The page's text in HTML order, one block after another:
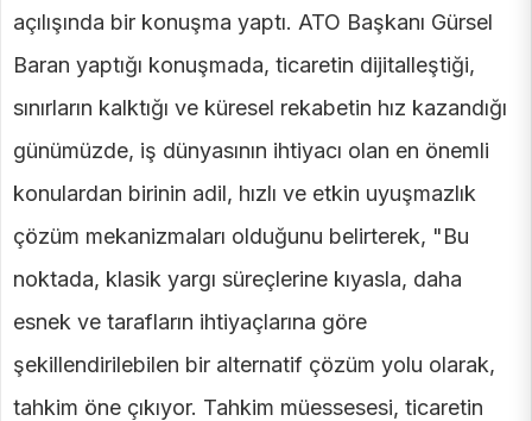
açılışında bir konuşma yaptı. ATO Başkanı Gürsel
Baran yaptığı konuşmada, ticaretin dijitalleştiği,
sınırların kalktığı ve küresel rekabetin hız kazandığı
günümüzde, iş dünyasının ihtiyacı olan en önemli
konulardan birinin adil, hızlı ve etkin uyuşmazlık
çözüm mekanizmaları olduğunu belirterek, "Bu
noktada, klasik yargı süreçlerine kıyasla, daha
esnek ve tarafların ihtiyaçlarına göre
şekillendirilebilen bir alternatif çözüm yolu olarak,
tahkim öne çıkıyor. Tahkim müessesesi, ticaretin